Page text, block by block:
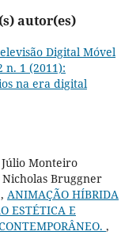
autor(es)
Digital Móvel
n. 1 (2011):
na era digital
Monteiro
Bruggner
ANIMAÇÃO HÍBRIDA
ESTÉTICA E
,